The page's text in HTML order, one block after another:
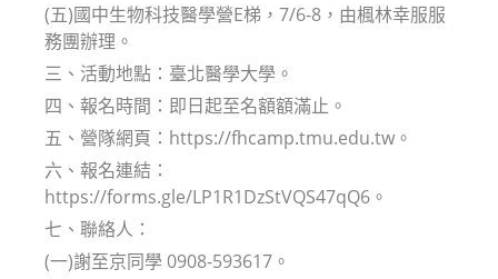
(五)國中生物科技醫學營E梯，7/6-8，由楓林幸服服
務團辦理。
三、活動地點：臺北醫學大學。
四、報名時間：即日起至名額額滿止。
五、營隊網頁：https://fhcamp.tmu.edu.tw。
六、報名連結：
https://forms.gle/LP1R1DzStVQS47qQ6。
七、聯絡人：
(一)謝至京同學 0908-593617。